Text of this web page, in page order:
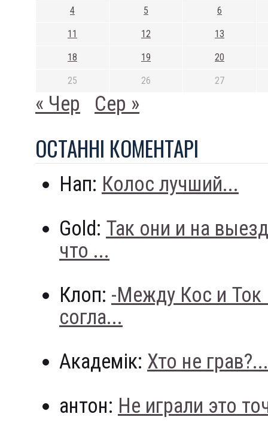
4 5 6
11 12 13
18 19 20
25 26 27
« Чер Сер »
ОСТАННI КОМЕНТАРI
Нап: Колос лучший...
Gold: Так они и на
что ...
Клоп: -Между Кос и
согла...
Академік: Хто не грав?...
антон: Не играли это